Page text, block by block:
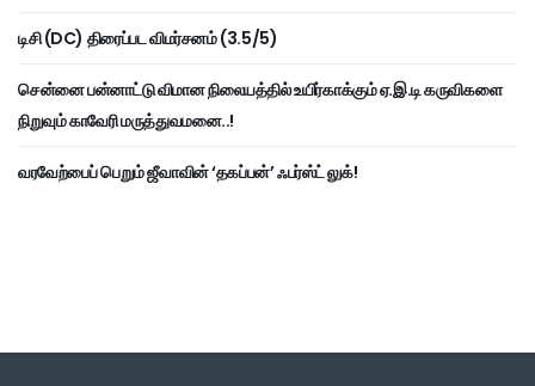
டிசி (DC) திரைப்பட விமர்சனம் (3.5/5)
சென்னை பன்னாட்டு விமான நிலையத்தில் உயிர்காக்கும் ஏ.இ.டி கருவிகளை
நிறுவும் காவேரி மருத்துவமனை..!
வரவேற்பைப் பெறும் ஜீவாவின் ‘தகப்பன்’ ஃபர்ஸ்ட் லுக்!